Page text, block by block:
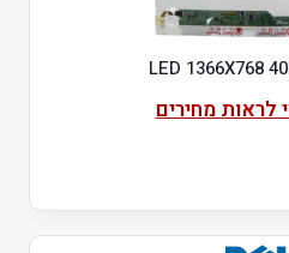
לראות מחירים